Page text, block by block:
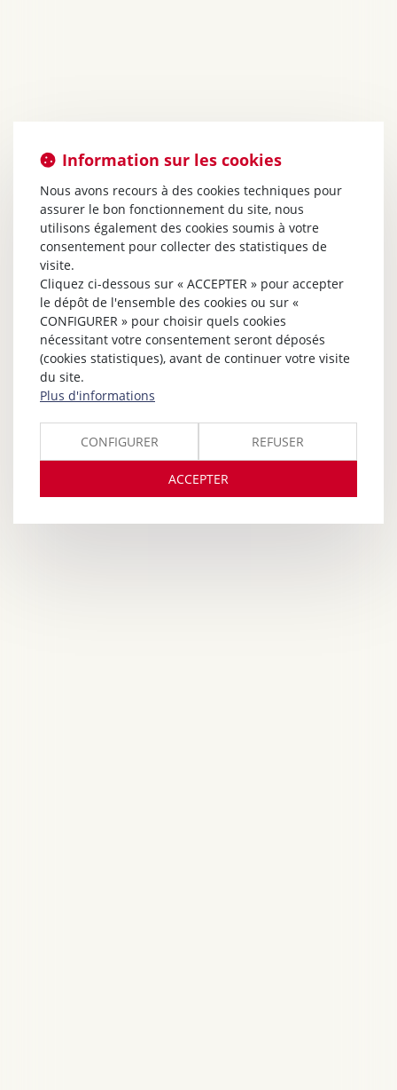
Information sur les cookies
Nous avons recours à des cookies techniques pour
assurer le bon fonctionnement du site, nous
utilisons également des cookies soumis à votre
consentement pour collecter des statistiques de
visite.
Cliquez ci-dessous sur « ACCEPTER » pour accepter
le dépôt de l'ensemble des cookies ou sur «
CONFIGURER » pour choisir quels cookies
nécessitant votre consentement seront déposés
(cookies statistiques), avant de continuer votre visite
du site.
Plus d'informations
CONFIGURER REFUSER
ACCEPTER